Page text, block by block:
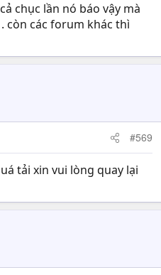
chục lần nó báo vậy mà
còn các forum khác thì
#569
tải xin vui lòng quay lại